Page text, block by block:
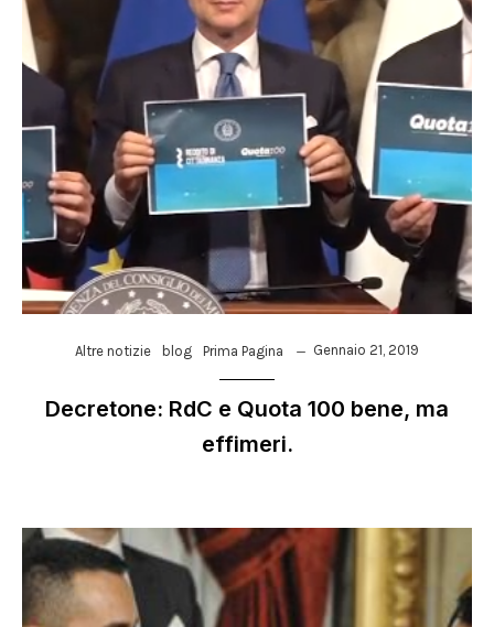
Altre notizie blog Prima Pagina Gennaio 21, 2019
Decretone: RdC e Quota 100 bene, ma
effimeri.